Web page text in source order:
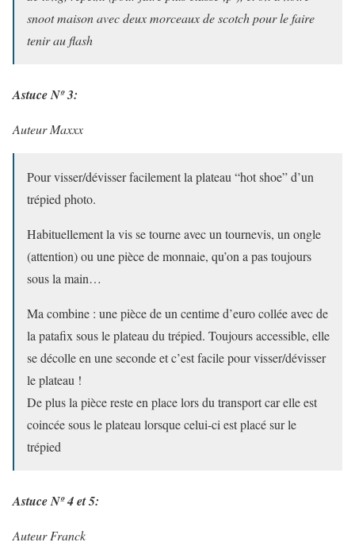
snoot maison avec deux morceaux de scotch pour le faire
tenir au flash
Astuce Nº 3:
Auteur Maxxx
Pour visser/dévisser facilement la plateau “hot shoe” d’un
trépied photo.
Habituellement la vis se tourne avec un tournevis, un ongle
(attention) ou une pièce de monnaie, qu’on a pas toujours
sous la main…
Ma combine : une pièce de un centime d’euro collée avec de
la patafix sous le plateau du trépied. Toujours accessible, elle
se décolle en une seconde et c’est facile pour visser/dévisser
le plateau !
De plus la pièce reste en place lors du transport car elle est
coincée sous le plateau lorsque celui-ci est placé sur le
trépied
Astuce Nº 4 et 5:
Auteur Franck